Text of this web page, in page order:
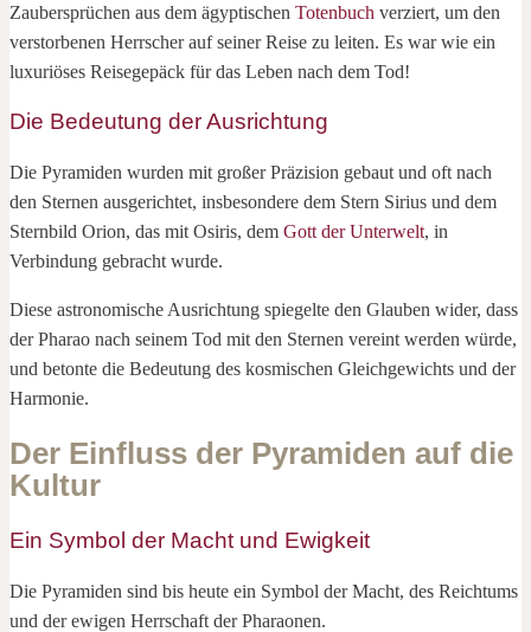
Zaubersprüchen aus dem ägyptischen Totenbuch verziert, um den
verstorbenen Herrscher auf seiner Reise zu leiten. Es war wie ein
luxuriöses Reisegepäck für das Leben nach dem Tod!
Die Bedeutung der Ausrichtung
Die Pyramiden wurden mit großer Präzision gebaut und oft nach
den Sternen ausgerichtet, insbesondere dem Stern Sirius und dem
Sternbild Orion, das mit Osiris, dem Gott der Unterwelt, in
Verbindung gebracht wurde.
Diese astronomische Ausrichtung spiegelte den Glauben wider, dass
der Pharao nach seinem Tod mit den Sternen vereint werden würde,
und betonte die Bedeutung des kosmischen Gleichgewichts und der
Harmonie.
Der Einfluss der Pyramiden auf die
Kultur
Ein Symbol der Macht und Ewigkeit
Die Pyramiden sind bis heute ein Symbol der Macht, des Reichtums
und der ewigen Herrschaft der Pharaonen.